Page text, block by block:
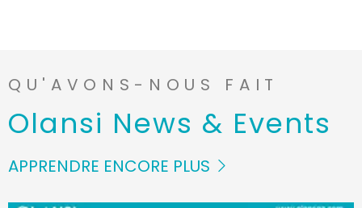
QU'AVONS-NOUS FAIT
Olansi News & Events
APPRENDRE ENCORE PLUS